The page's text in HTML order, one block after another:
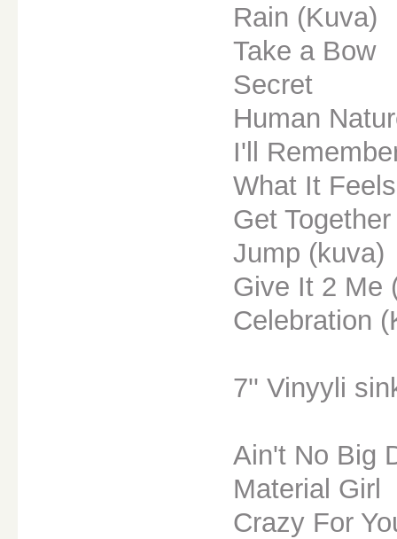
Rain (Kuva)
Take a Bow
Secret
Human
I'll
What It
Get Together
Jump (kuva)
Give It 2 Me
Celebration
7'' Vinyyli
Ain't No Big
Material Girl
Crazy For